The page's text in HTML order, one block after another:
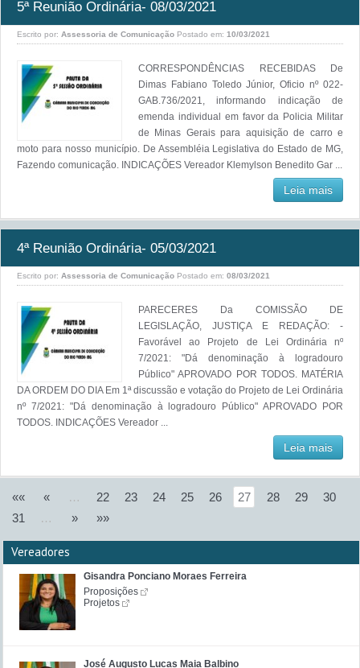
5ª Reunião Ordinária- 08/03/2021
Escrito por: Assessoria de Comunicação Postado em: 10/03/2021
CORRESPONDÊNCIAS RECEBIDAS De
Dimas Fabiano Toledo Júnior, Oficio nº 022-
GAB.736/2021, informando indicação de
emenda individual em favor da Policia Militar
de Minas Gerais para aquisição de carro e
moto para nosso município. De Assembléia Legislativa do Estado de MG,
Fazendo comunicação. INDICAÇÕES Vereador Klemylson Benedito Gar ...
Leia mais
4ª Reunião Ordinária- 05/03/2021
Escrito por: Assessoria de Comunicação Postado em: 08/03/2021
PARECERES Da COMISSÃO DE
LEGISLAÇÃO, JUSTIÇA E REDAÇÃO: -
Favorável ao Projeto de Lei Ordinária nº
7/2021: "Dá denominação à logradouro
Público" APROVADO POR TODOS. MATÉRIA
DA ORDEM DO DIA Em 1ª discussão e votação do Projeto de Lei Ordinária
nº 7/2021: "Dá denominação à logradouro Público" APROVADO POR
TODOS. INDICAÇÕES Vereador ...
Leia mais
«« « … 22 23 24 25 26 27 28 29
30
31
… » »»
Vereadores
Gisandra Ponciano Moraes Ferreira
Proposições
Projetos
José Augusto Lucas Maia Balbino